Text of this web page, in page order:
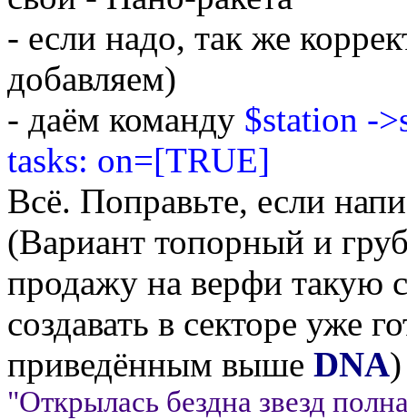
- если надо, так же
добавляем)
- даём команду $station -
tasks: on=[TRUE]
Всё. Поправьте, если
(Вариант топорный и
продажу на верфи такую
создавать в секторе уже
приведённым выше DNA)
"Открылась бездна звезд